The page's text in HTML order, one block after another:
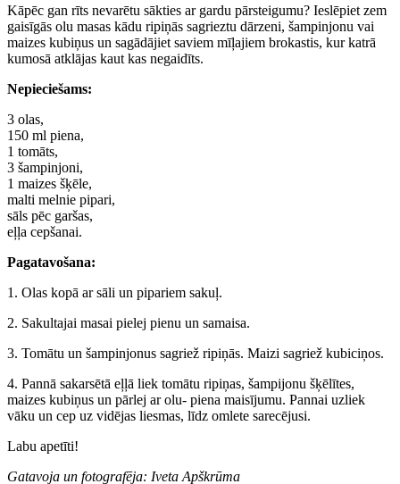
Kāpēc gan rīts nevarētu sākties ar gardu pārsteigumu? Ieslēpiet zem
gaisīgās olu masas kādu ripiņās sagrieztu dārzeni, šampinjonu vai
maizes kubiņus un sagādājiet saviem mīļajiem brokastis, kur katrā
kumosā atklājas kaut kas negaidīts.
Nepieciešams:
3 olas,
150 ml piena,
1 tomāts,
3 šampinjoni,
1 maizes šķēle,
malti melnie pipari,
sāls pēc garšas,
eļļa cepšanai.
Pagatavošana:
1. Olas kopā ar sāli un pipariem sakuļ.
2. Sakultajai masai pielej pienu un samaisa.
3. Tomātu un šampinjonus sagriež ripiņās. Maizi sagriež kubiciņos.
4. Pannā sakarsētā eļļā liek tomātu ripiņas, šampijonu šķēlītes,
maizes kubiņus un pārlej ar olu- piena maisījumu. Pannai uzliek
vāku un cep uz vidējas liesmas, līdz omlete sarecējusi.
Labu apetīti!
Gatavoja un fotografēja: Iveta Apškrūma